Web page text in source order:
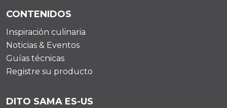
CONTENIDOS
Inspiración culinaria
Noticias & Eventos
Guías técnicas
Registre su producto
DITO SAMA ES-US